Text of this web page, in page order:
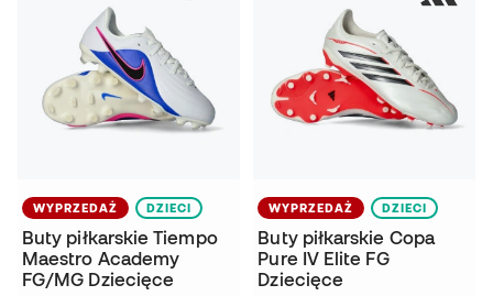
WYPRZEDAŻ DZIECI
Buty piłkarskie Tiempo
Maestro Academy
FG/MG Dziecięce
WYPRZEDAŻ DZIECI
Buty piłkarskie Copa
Pure IV Elite FG
Dziecięce